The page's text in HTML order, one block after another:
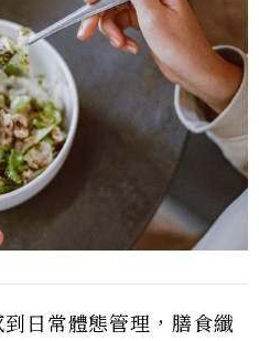
日常體態管理，膳食纖